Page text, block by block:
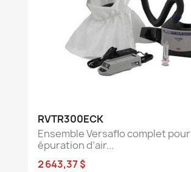
RVTR300ECK
Ensemble Versaflo complet pour
épuration d’air...
2 643,37 $